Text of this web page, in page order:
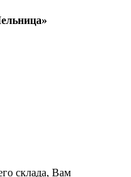
склада, Вам